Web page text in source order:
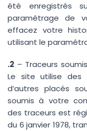
été enregistrés
paramétrage de
effacez votre
utilisant le
.2 – Traceurs
Le site utilise des
d’autres placés
soumis à votre
des traceurs est
du 6 janvier 1978,